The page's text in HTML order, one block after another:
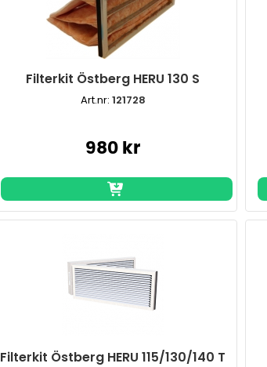
Filterkit Östberg HERU 130 S
Art.nr: 121728
980 kr
Filterkit Östberg HERU 115/130/140 T